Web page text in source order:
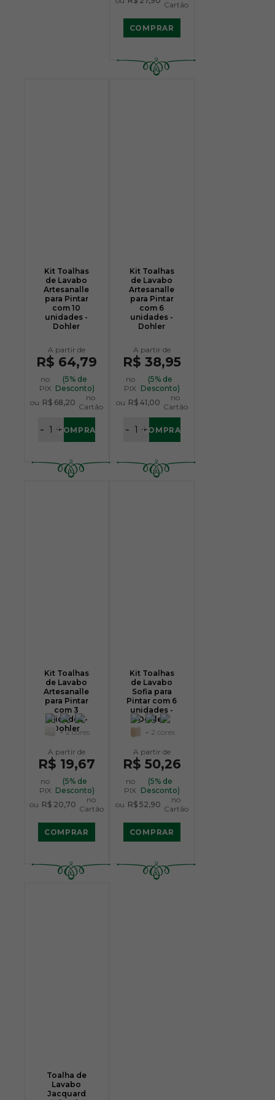
Cartão
COMPRAR
Kit Toalhas
de Lavabo
Artesanalle
para Pintar
com 10
unidades -
Dohler
R$ 64,79
no
PIX
(5% de
Desconto)
ou R$ 68,20
no
Cartão
+
- COMPRAR
Kit Toalhas
de Lavabo
Artesanalle
para Pintar
com 6
unidades -
Dohler
R$ 38,95
no
PIX
(5% de
Desconto)
ou R$ 41,00
no
Cartão
+
- COMPRAR
Kit Toalhas
de Lavabo
Artesanalle
para Pintar
com 3
unidades -
Dohler
+ 2 cores
R$ 19,67
no
PIX
(5% de
Desconto)
ou R$ 20,70
no
Cartão
COMPRAR
Kit Toalhas
de Lavabo
Sofia para
Pintar com 6
unidades -
Dohler
+ 2 cores
R$ 50,26
no
PIX
(5% de
Desconto)
ou R$ 52,90
no
Cartão
COMPRAR
Toalha de
Lavabo
Jacquard